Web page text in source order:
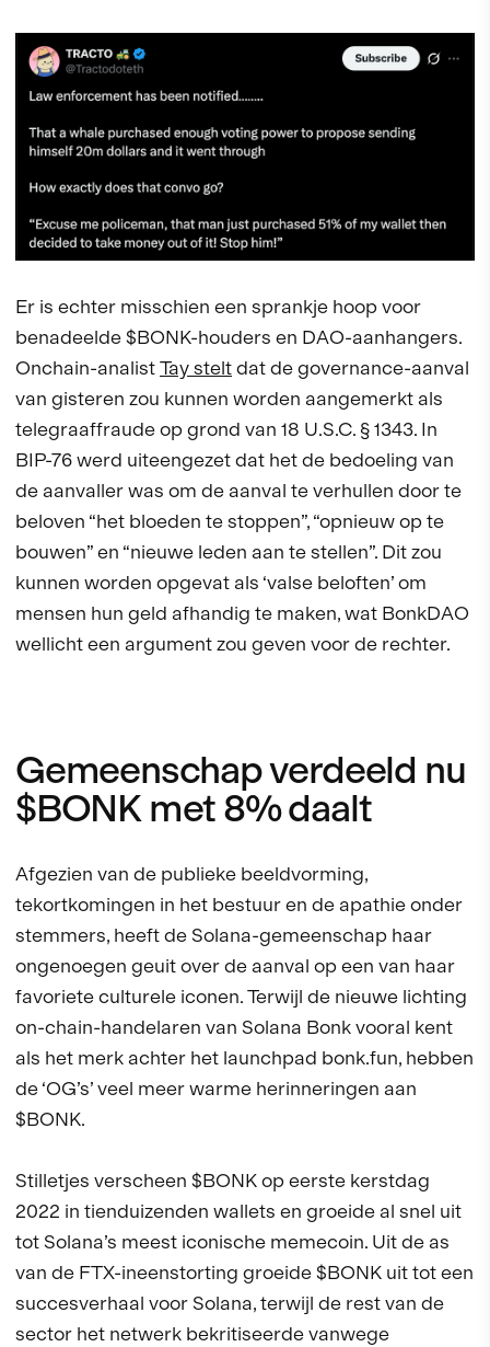
Er is echter misschien een sprankje hoop voor
benadeelde $BONK-houders en DAO-aanhangers.
Onchain-analistTay steltdat de governance-aanval
van gisteren zou kunnen worden aangemerkt als
telegraaffraude op grond van 18 U.S.C. § 1343. In
BIP-76 werd uiteengezet dat het de bedoeling van
de aanvaller was om de aanval te verhullen door te
beloven “het bloeden te stoppen”, “opnieuw op te
bouwen” en “nieuwe leden aan te stellen”. Dit zou
kunnen worden opgevat als ‘valse beloften’ om
mensen hun geld afhandig te maken, wat BonkDAO
wellicht een argument zou geven voor de rechter.
Gemeenschap verdeeld nu
$BONK met 8% daalt
Afgezien van de publieke beeldvorming,
tekortkomingen in het bestuur en de apathie onder
stemmers, heeft de Solana-gemeenschap haar
ongenoegen geuit over de aanval op een van haar
favoriete culturele iconen. Terwijl de nieuwe lichting
on-chain-handelaren van Solana Bonk vooral kent
als het merk achter het launchpad bonk.fun, hebben
de ‘OG’s’ veel meer warme herinneringen aan
$BONK.
Stilletjes verscheen $BONK op eerste kerstdag
2022 in tienduizenden wallets en groeide al snel uit
tot Solana’s meest iconische memecoin. Uit de as
van de FTX-ineenstorting groeide $BONK uit tot een
succesverhaal voor Solana, terwijl de rest van de
sector het netwerk bekritiseerde vanwege